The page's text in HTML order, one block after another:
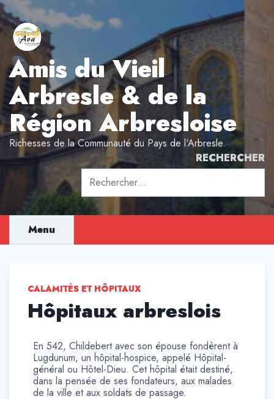
Aller
au
contenu
Amis du Vieil
Arbresle & de la
Région Arbresloise
Richesses de la Communauté du Pays de l'Arbresle.
RECHERCHER
Rechercher :
Menu
CALAMITÉS ET HÔPITAUX
Hôpitaux arbreslois
En 542, Childebert avec son épouse fondèrent à
Lugdunum, un hôpital-hospice, appelé Hôpital-
général ou Hôtel-Dieu. Cet hôpital était destiné,
dans la pensée de ses fondateurs, aux malades
de la ville et aux soldats de passage.